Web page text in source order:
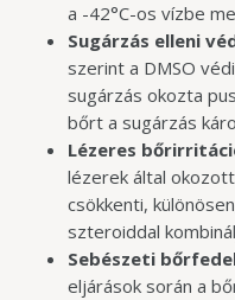
a -42°C-os vízbe
Sugárzás elleni
szerint a DMSO
sugárzás okozta
bőrt a sugárzás
Lézeres
lézerek által
csökkenti,
szteroiddal
Sebészeti
eljárások során a